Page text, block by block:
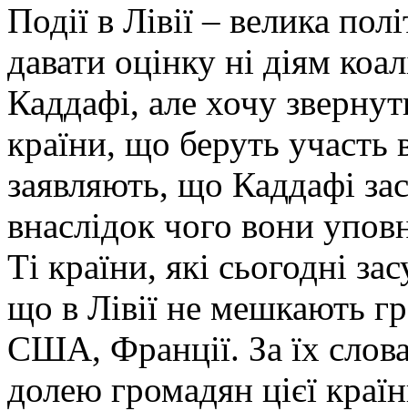
Події в Лівії – велика
давати оцінку ні діям
Каддафі, але хочу
країни, що беруть участь
заявляють, що Каддафі
внаслідок чого вони
Ті країни, які сьогодні
що в Лівії не мешкають
США, Франції. За їх
долею громадян цієї